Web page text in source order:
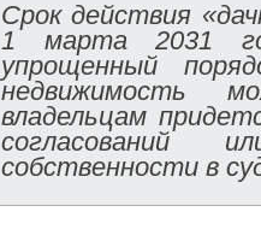
Срок действия
1 марта 2031
упрощенный
недвижимость
владельцам
согласований
собственности в